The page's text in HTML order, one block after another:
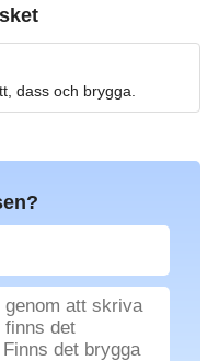
dass och brygga.